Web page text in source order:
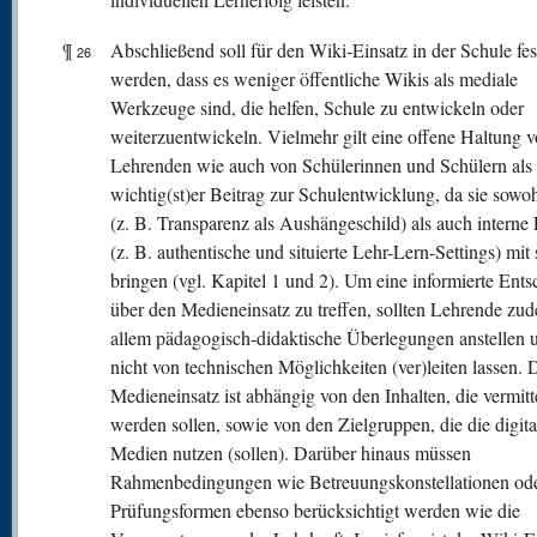
¶ 26
Abschließend soll für den Wiki-Einsatz in der Schule
werden, dass es weniger öffentliche Wikis als mediale
Werkzeuge sind, die helfen, Schule zu entwickeln oder
weiterzuentwickeln. Vielmehr gilt eine offene Haltung
Lehrenden wie auch von Schülerinnen und Schülern als
wichtig(st)er Beitrag zur Schulentwicklung, da sie
(z. B. Transparenz als Aushängeschild) als auch interne
(z. B. authentische und situierte Lehr-Lern-Settings) mit
bringen (vgl. Kapitel 1 und 2). Um eine informierte
über den Medieneinsatz zu treffen, sollten Lehrende
allem pädagogisch-didaktische Überlegungen anstellen
nicht von technischen Möglichkeiten (ver)leiten lassen.
Medieneinsatz ist abhängig von den Inhalten, die
werden sollen, sowie von den Zielgruppen, die die
Medien nutzen (sollen). Darüber hinaus müssen
Rahmenbedingungen wie Betreuungskonstellationen
Prüfungsformen ebenso berücksichtigt werden wie die